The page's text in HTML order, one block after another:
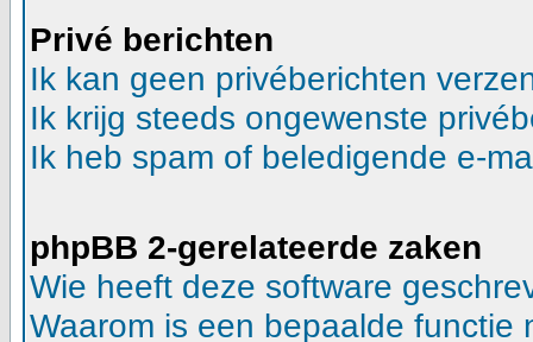
Privé berichten
Ik kan geen privéberichten
Ik krijg steeds ongewenste
Ik heb spam of beledigende e-
phpBB 2-gerelateerde zaken
Wie heeft deze software
Waarom is een bepaalde functie